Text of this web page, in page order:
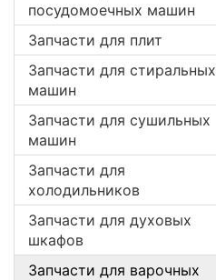
посудомоечных машин
Запчасти для плит
Запчасти для стиральных
машин
Запчасти для сушильных
машин
Запчасти для
холодильников
Запчасти для духовых
шкафов
Запчасти для варочных